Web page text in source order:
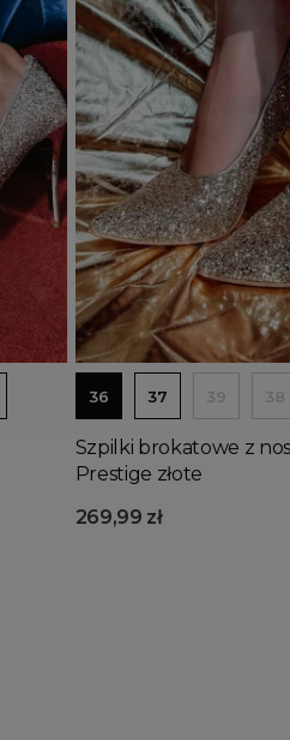
Dodaj do
36 37 39 38
Szpilki brokatowe z
Prestige złote
269,99 zł